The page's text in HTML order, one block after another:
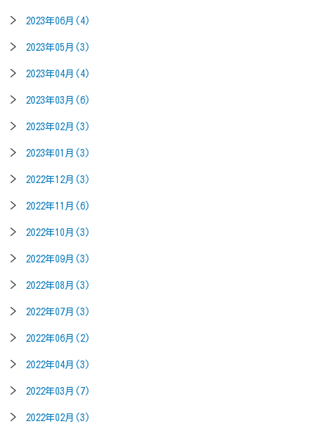
2023年06月(4)
2023年05月(3)
2023年04月(4)
2023年03月(6)
2023年02月(3)
2023年01月(3)
2022年12月(3)
2022年11月(6)
2022年10月(3)
2022年09月(3)
2022年08月(3)
2022年07月(3)
2022年06月(2)
2022年04月(3)
2022年03月(7)
2022年02月(3)